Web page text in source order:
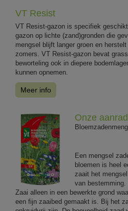
VT Resist
VT Resist-gazon is specifiek
gazon op lichte (zand)gronden die
mengsel blijft langer groen en
zomers. VT Resist-gazon bevat
beworteling ook in diepere
kunnen opnemen.
Meer info
Onze
Een mengsel
bloemen is heel
zaait het
van bestemming.
Zaai alleen in een bewerkte grond
een fijn zaaibed gemaakt is. Bij het